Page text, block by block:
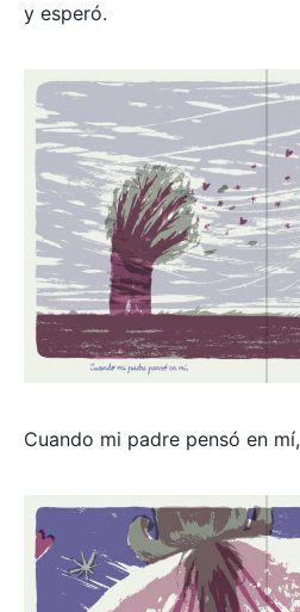
y esperó.
Cuando mi padre pensó en mí,